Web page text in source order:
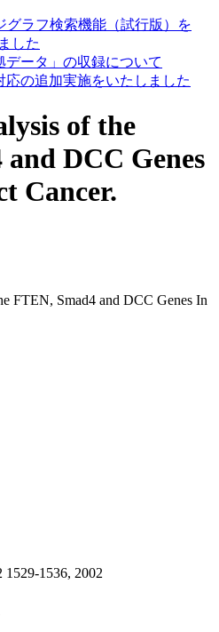
グラフ検索機能（試行版）を
した
データ」の収録について
応の追加実施をいたしました
of the
DCC Genes
Cancer.
FTEN, Smad4 and DCC Genes In
1529-1536, 2002